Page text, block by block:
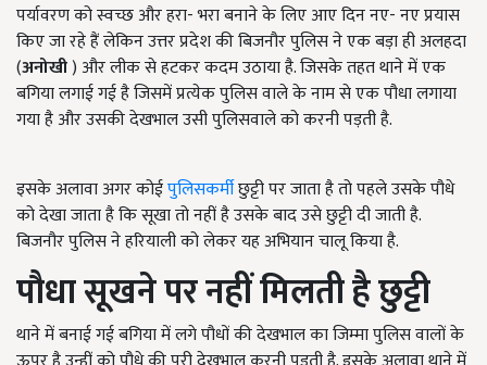
पर्यावरण को स्वच्छ और हरा- भरा बनाने के लिए आए दिन नए- नए प्रयास
किए जा रहे हैं लेकिन उत्तर प्रदेश की बिजनौर पुलिस ने एक बड़ा ही अलहदा
(अनोखी) और लीक से हटकर कदम उठाया है. जिसके तहत थाने में एक
बगिया लगाई गई है जिसमें प्रत्येक पुलिस वाले के नाम से एक पौधा लगाया
गया है और उसकी देखभाल उसी पुलिसवाले को करनी पड़ती है.
इसके अलावा अगर कोईपुलिसकर्मीछुट्टी पर जाता है तो पहले उसके पौधे
को देखा जाता है कि सूखा तो नहीं है उसके बाद उसे छुट्टी दी जाती है.
बिजनौर पुलिस ने हरियाली को लेकर यह अभियान चालू किया है.
पौधा सूखने पर नहीं मिलती है छुट्टी
थाने में बनाई गई बगिया में लगे पौधों की देखभाल का जिम्मा पुलिस वालों के